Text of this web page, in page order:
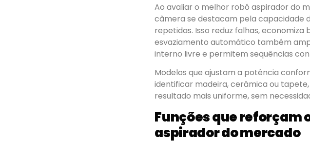
Ao avaliar o melhor robô aspirador do
câmera se destacam pela capacidade
repetidas. Isso reduz falhas,
esvaziamento automático também
interno livre e permitem sequências
Modelos que ajustam a potência
identificar madeira, cerâmica ou
resultado mais uniforme, sem
Funções que reforçam
aspirador do mercado